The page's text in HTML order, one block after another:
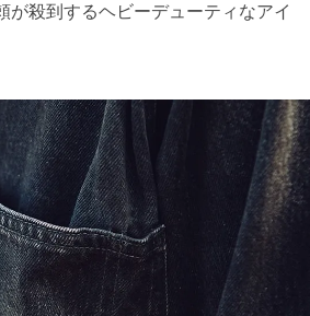
が殺到するヘビーデューティなアイ